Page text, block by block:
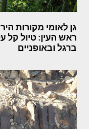
גן לאומי מקורות
ראש העין: טיול קל
ברגל ובאופניים